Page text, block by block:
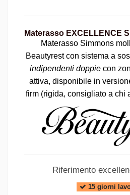
Materasso EXCELLENCE
Materasso Simmons
Beautyrest con sistema a
indipendenti doppiecon
attiva, disponibile in
firm (rigida, consigliato a chi
Riferimento
15 giorni